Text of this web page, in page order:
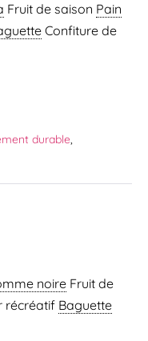
Fruit de saison Pain
Confiture de
durable,
noire Fruit de
récréatif Baguette